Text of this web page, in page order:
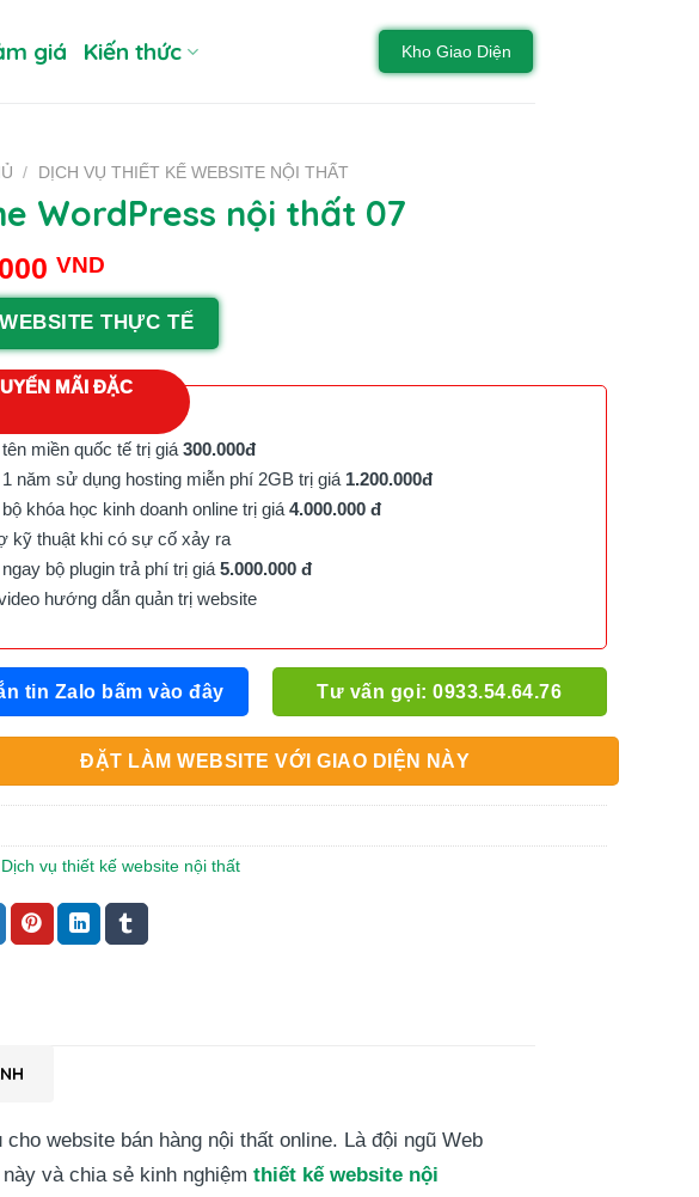
giá Kiến thức Kho Giao Diện
/ DỊCH VỤ THIẾT KẾ WEBSITE NỘI THẤT
WordPress nội thất 07
VND
THỰC TẾ
MÃI ĐẶC
miền quốc tế trị giá 300.000đ
năm sử dụng hosting miễn phí 2GB trị giá 1.200.000đ
khóa học kinh doanh online trị giá 4.000.000 đ
kỹ thuật khi có sự cố xảy ra
bộ plugin trả phí trị giá 5.000.000 đ
hướng dẫn quản trị website
tin Zalo bấm vào đây Tư vấn gọi: 0933.54.64.76
ĐẶT LÀM WEBSITE VỚI GIAO DIỆN NÀY
Dịch vụ thiết kế website nội thất
website bán hàng nội thất online. Là đội ngũ Web
và chia sẻ kinh nghiệm thiết kế website nội